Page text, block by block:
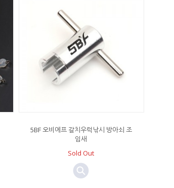
5BF 오비에프 갈치우럭낚시 방아쇠 조
임새
Sold Out